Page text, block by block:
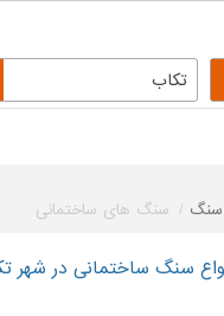
تکاب
سنگ سنگ های ساختمانی
سنگ ساختمانی در شهر